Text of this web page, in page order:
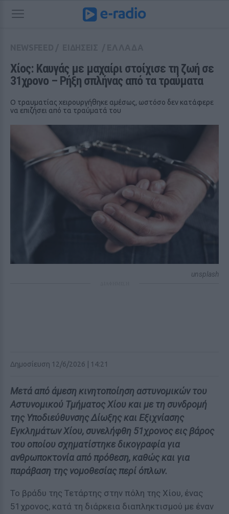
Χίος: Καυγάς με μαχαίρι στοίχισε τη ζωή σε
31χρονο – Ρήξη σπλήνας από τα τραύματα
Ο τραυματίας χειρουργήθηκε αμέσως, ωστόσο δεν κατάφερε
να επιζήσει από τα τραύματά του
unsplash
Δημοσίευση 12/6/2026 | 14:21
Μετά από άμεση κινητοποίηση αστυνομικών του
Αστυνομικού Τμήματος Χίου και με τη συνδρομή
της Υποδιεύθυνσης Δίωξης και Εξιχνίασης
Εγκλημάτων Χίου, συνελήφθη 51χρονος εις βάρος
του οποίου σχηματίστηκε δικογραφία για
ανθρωποκτονία από πρόθεση, καθώς και για
παράβαση της νομοθεσίας περί όπλων.
Το βράδυ της Τετάρτης στην πόλη της Χίου, ένας
51χρονος, κατά τη διάρκεια διαπληκτισμού με έναν